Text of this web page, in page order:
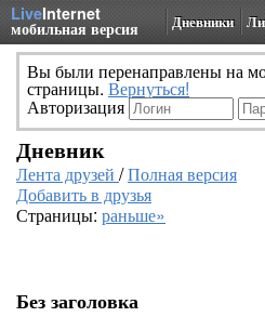
LiveInternet
мобильная версия Дневники
Вы были перенаправлены на
страницы. Вернуться!
Авторизация
Дневник
Лента друзей /Полная версия
Добавить в друзья
Страницы: раньше»
Без заголовка